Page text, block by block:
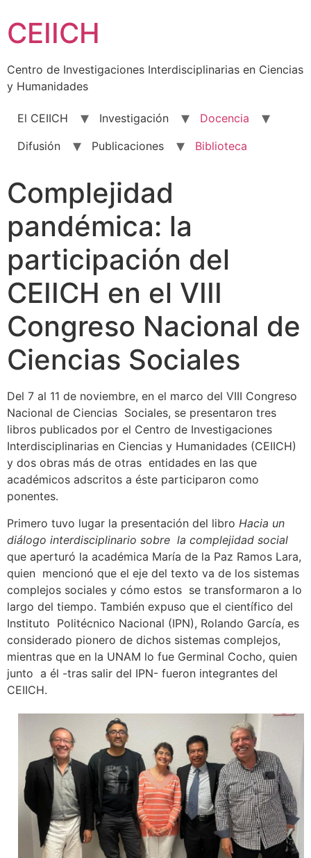
to
content
CEIICH
Centro de Investigaciones Interdisciplinarias en Ciencias
y Humanidades
El CEIICH Investigación
Docencia
Difusión
Publicaciones Biblioteca
Complejidad
pandémica: la
participación del
CEIICH en el VIII
Congreso Nacional de
Ciencias Sociales
Del 7 al 11 de noviembre, en el marco del VIII Congreso
Nacional de Ciencias Sociales, se presentaron tres
libros publicados por el Centro de Investigaciones
Interdisciplinarias en Ciencias y Humanidades (CEIICH)
y dos obras más de otras entidades en las que
académicos adscritos a éste participaron como
ponentes.
Primero tuvo lugar la presentación del libro Hacia un
diálogo interdisciplinario sobre la complejidad social
que aperturó la académica María de la Paz Ramos Lara,
quien mencionó que el eje del texto va de los sistemas
complejos sociales y cómo estos se transformaron a lo
largo del tiempo. También expuso que el científico del
Instituto Politécnico Nacional (IPN), Rolando García, es
considerado pionero de dichos sistemas complejos,
mientras que en la UNAM lo fue Germinal Cocho, quien
junto a él -tras salir del IPN- fueron integrantes del
CEIICH.